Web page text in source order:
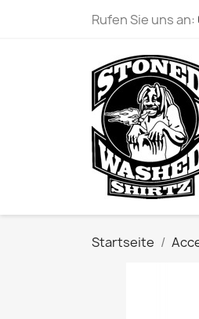
Rufen Sie uns an:
Startseite